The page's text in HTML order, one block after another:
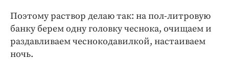
Поэтому раствор делаю так: на пол-литровую
банку берем одну головку чеснока, очищаем и
раздавливаем чеснокодавилкой, настаиваем
ночь.